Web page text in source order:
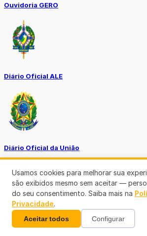
Ouvidoria GERO
Diário Oficial ALE
Diário Oficial da União
Ouvidoria MP-RO
Usamos cookies para melhorar sua
são exibidos mesmo sem aceitar —
do seu consentimento. Saiba mais na
Privacidade.
Aceitar todos Configurar